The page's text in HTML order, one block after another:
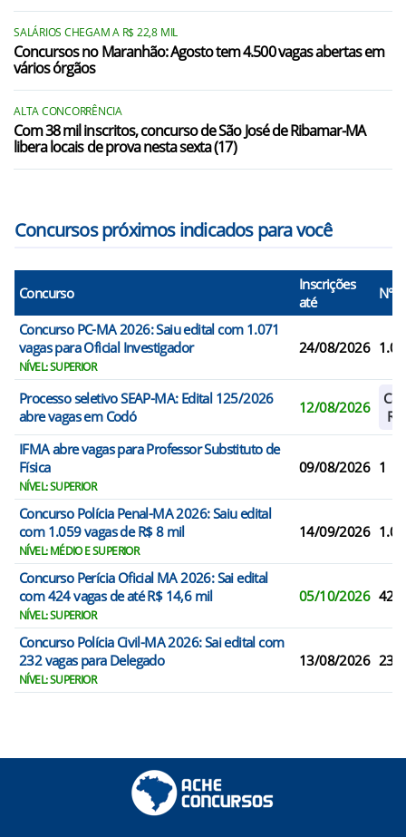
SALÁRIOS CHEGAM A R$ 22,8 MIL
Concursos no Maranhão: Agosto tem 4.500 vagas abertas em
vários órgãos
ALTA CONCORRÊNCIA
Com 38 mil inscritos, concurso de São José de Ribamar-MA
libera locais de prova nesta sexta (17)
Concursos próximos indicados para você
Concurso
Inscrições
até
N°
Concurso PC-MA 2026: Saiu edital com 1.071
vagas para Oficial Investigador
NÍVEL: SUPERIOR
24/08/2026
Processo seletivo SEAP-MA: Edital 125/2026
abre vagas em Codó
12/08/2026
IFMA abre vagas para Professor Substituto de
Física
NÍVEL: SUPERIOR
09/08/2026 1
Concurso Polícia Penal-MA 2026: Saiu edital
com 1.059 vagas de R$ 8 mil
NÍVEL: MÉDIO E SUPERIOR
14/09/2026
Concurso Perícia Oficial MA 2026: Sai edital
com 424 vagas de até R$ 14,6 mil
NÍVEL: SUPERIOR
05/10/2026 424
Concurso Polícia Civil-MA 2026: Sai edital com
232 vagas para Delegado
NÍVEL: SUPERIOR
13/08/2026 232